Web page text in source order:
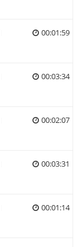
00:01:59
00:03:34
00:02:07
00:03:31
00:01:14